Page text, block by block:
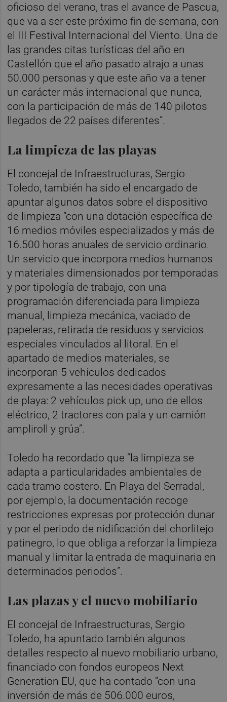
oficioso del verano, tras el avance de Pascua,
que va a ser este próximo fin de semana, con
el III Festival Internacional del Viento. Una de
las grandes citas turísticas del año en
Castellón que el año pasado atrajo a unas
50.000 personas y que este año va a tener
un carácter más internacional que nunca,
con la participación de más de 140 pilotos
llegados de 22 países diferentes”.
La limpieza de las playas
El concejal de Infraestructuras, Sergio
Toledo, también ha sido el encargado de
apuntar algunos datos sobre el dispositivo
de limpieza “con una dotación específica de
16 medios móviles especializados y más de
16.500 horas anuales de servicio ordinario.
Un servicio que incorpora medios humanos
y materiales dimensionados por temporadas
y por tipología de trabajo, con una
programación diferenciada para limpieza
manual, limpieza mecánica, vaciado de
papeleras, retirada de residuos y servicios
especiales vinculados al litoral. En el
apartado de medios materiales, se
incorporan 5 vehículos dedicados
expresamente a las necesidades operativas
de playa: 2 vehículos pick up, uno de ellos
eléctrico, 2 tractores con pala y un camión
ampliroll y grúa”.
Toledo ha recordado que “la limpieza se
adapta a particularidades ambientales de
cada tramo costero. En Playa del Serradal,
por ejemplo, la documentación recoge
restricciones expresas por protección dunar
y por el periodo de nidificación del chorlitejo
patinegro, lo que obliga a reforzar la limpieza
manual y limitar la entrada de maquinaria en
determinados periodos”.
Las plazas y el nuevo mobiliario
El concejal de Infraestructuras, Sergio
Toledo, ha apuntado también algunos
detalles respecto al nuevo mobiliario urbano,
financiado con fondos europeos Next
Generation EU, que ha contado “con una
inversión de más de 506.000 euros,